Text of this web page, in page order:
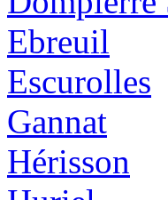
Ebreuil
Escurolles
Gannat
Hérisson